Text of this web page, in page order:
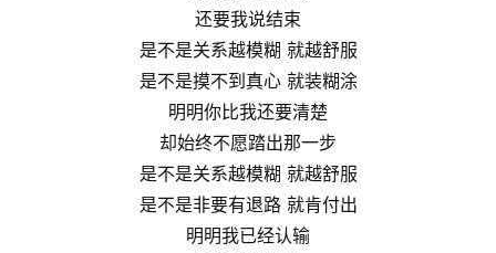
还要我说结束
是不是关系越模糊 就越舒服
是不是摸不到真心 就装糊涂
明明你比我还要清楚
却始终不愿踏出那一步
是不是关系越模糊 就越舒服
是不是非要有退路 就肯付出
明明我已经认输